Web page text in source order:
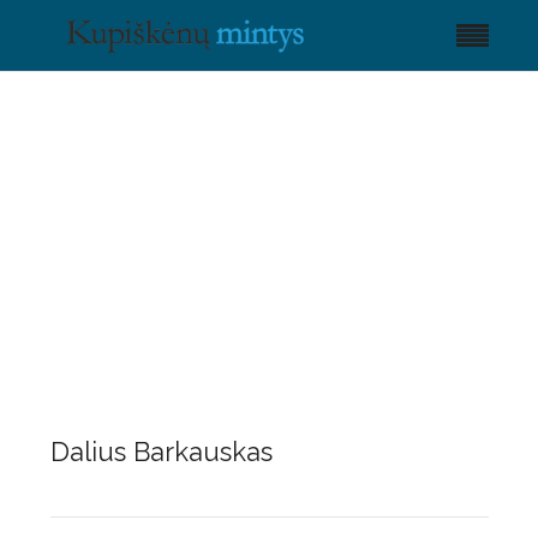
Dalius Barkauskas